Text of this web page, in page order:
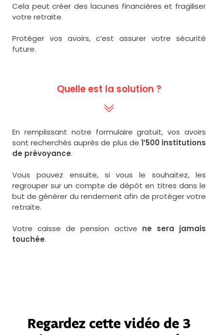
Cela peut créer des lacunes financières et fragiliser
votre retraite.
Protéger vos avoirs, c’est assurer votre sécurité
future.
Quelle est la solution ?
En remplissant notre formulaire gratuit, vos avoirs
sont recherchés auprès de plus de1’500 institutions
de prévoyance.
Vous pouvez ensuite, si vous le souhaitez, les
regrouper sur un compte de dépôt en titres dans le
but de générer du rendement afin de protéger votre
retraite.
Votre caisse de pension active ne sera jamais
touchée.
Regardez cette vidéo de 3